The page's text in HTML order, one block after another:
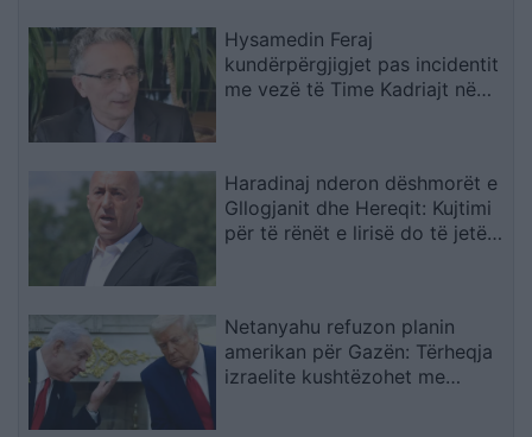
Hysamedin Feraj
kundërpërgjigjet pas incidentit
me vezë të Time Kadriajt në
Haradinaj nderon dëshmorët e
Gllogjanit dhe Hereqit: Kujtimi
për të rënët e lirisë do të jetë i
Netanyahu refuzon planin
amerikan për Gazën: Tërheqja
izraelite kushtëzohet me